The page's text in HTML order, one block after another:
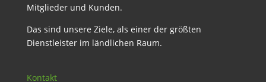
Mitglieder und Kunden.
Das sind unsere Ziele, als einer der größten
Dienstleister im ländlichen Raum.
Kontakt